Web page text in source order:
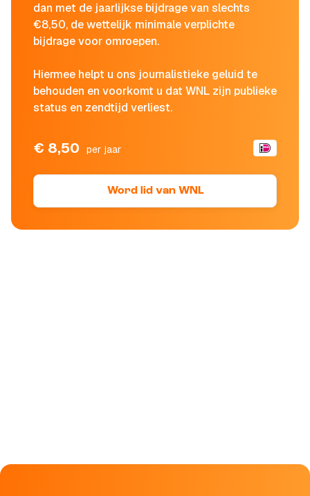
dan met de jaarlijkse bijdrage van slechts
€8,50, de wettelijk minimale verplichte
bijdrage voor omroepen.
Hiermee helpt u ons journalistieke geluid te
behouden en voorkomt u dat WNL zijn publieke
status en zendtijd verliest.
€ 8,50 per jaar
Word lid van WNL